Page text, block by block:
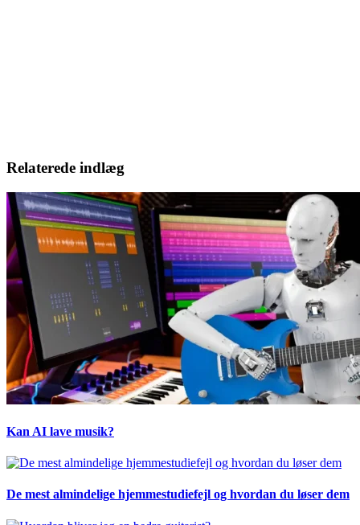
Relaterede indlæg
Kan AI lave musik?
De mest almindelige hjemmestudiefejl og hvordan du løser dem